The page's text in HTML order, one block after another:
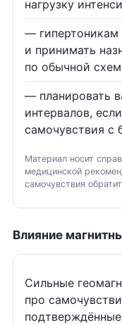
нагрузку
— гипертоникам
и принимать
по обычной
— планировать
интервалов,
самочувствия с
Материал носит
медицинской
самочувствия
Влияние
Сильные
про